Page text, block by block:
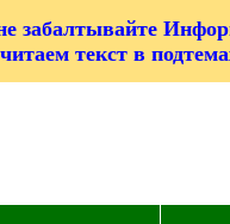
забалтывайте
текст в